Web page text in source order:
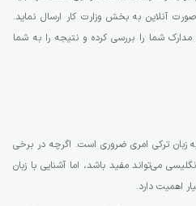
صورت آنلاین به بخش وزارت کار ارسال نماید.
شما را بررسی کرده و نتیجه را به شما
زبان ترکی امری ضروری است. اگرچه در برخی
می‌تواند مفید باشد، اما آشنایی با زبان
اهمیت دارد.